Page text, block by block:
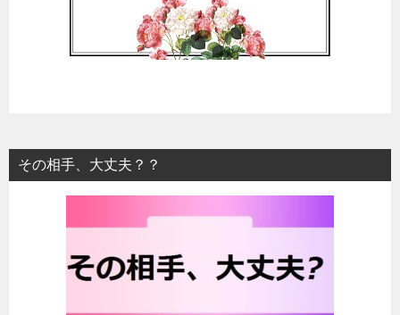
その相手、大丈夫？？